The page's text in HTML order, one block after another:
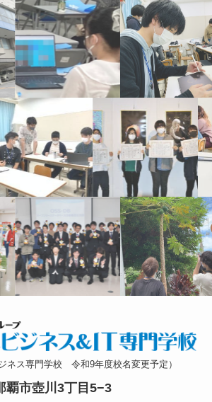
ネス専門学校 令和9年度校名変更予定）